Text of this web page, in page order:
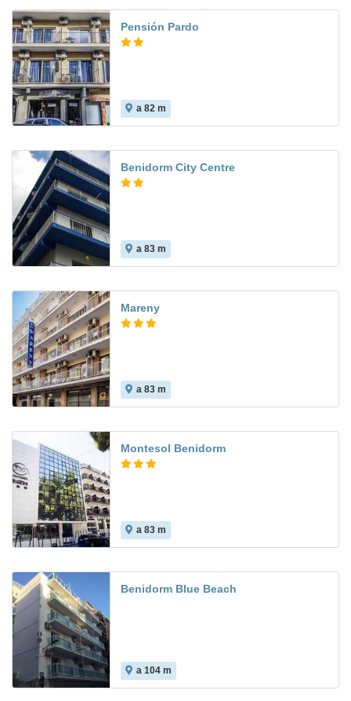
Pensión Pardo
a 82 m
Benidorm City Centre
a 83 m
Mareny
a 83 m
Montesol Benidorm
a 83 m
Benidorm Blue Beach
a 104 m